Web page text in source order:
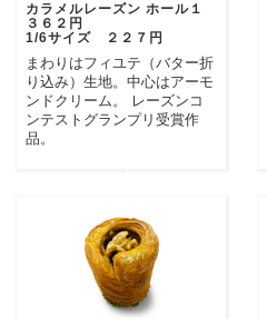
カラメルレーズン ホール１
３６２円
1/6サイズ ２２７円
まわりはフィユテ（バター折
り込み）生地。中心はアーモ
ンドクリーム。 レーズンコ
ンテストグランプリ受賞作
品。